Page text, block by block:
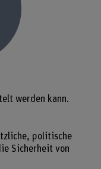
werden kann.
politische
Sicherheit von